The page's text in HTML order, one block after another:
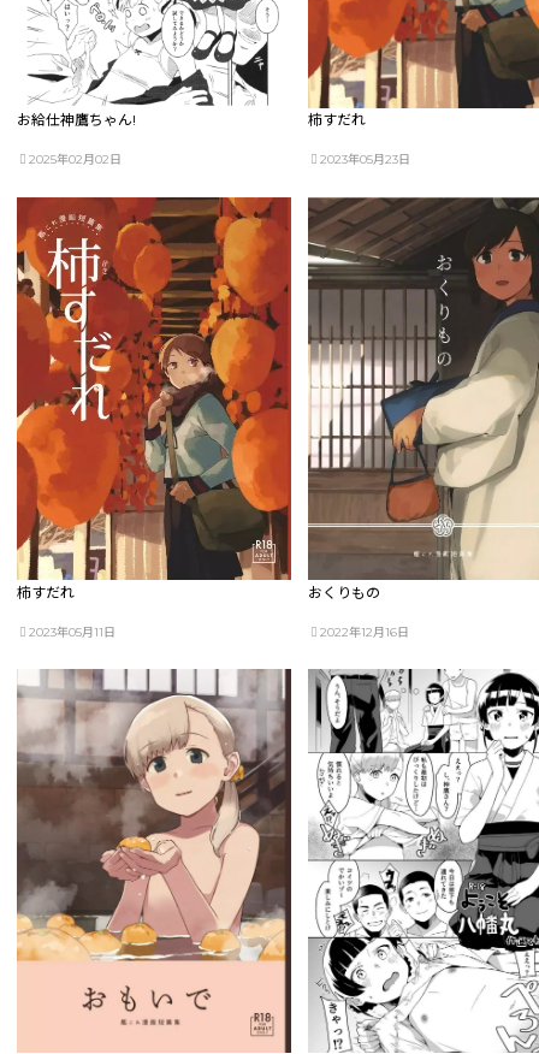
お給仕神鷹ちゃん!
2025年02月02日
柿すだれ
2023年05月23日
柿すだれ
2023年05月11日
おくりもの
2022年12月16日